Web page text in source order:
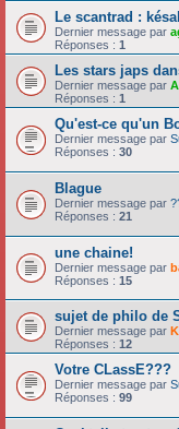
Le scantrad :
Dernier message par
Réponses : 1
Les stars japs
Dernier message par
Réponses : 1
Qu'est-ce qu'un
Dernier message par
Réponses : 30
Blague
Dernier message par
Réponses : 21
une chaine!
Dernier message par
Réponses : 15
sujet de philo de
Dernier message par
Réponses : 12
Votre CLassE???
Dernier message par
Réponses : 99